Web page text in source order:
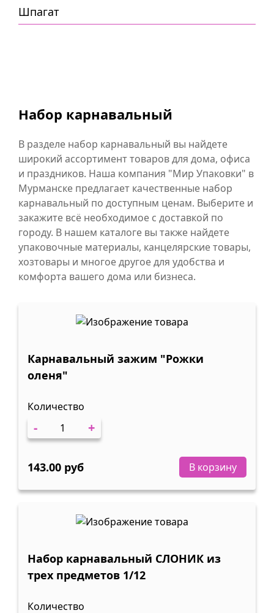
Шпагат
Набор карнавальный
В разделе набор карнавальный вы найдете
широкий ассортимент товаров для дома, офиса
и праздников. Наша компания "Мир Упаковки" в
Мурманске предлагает качественные набор
карнавальный по доступным ценам. Выберите и
закажите всё необходимое с доставкой по
городу. В нашем каталоге вы также найдете
упаковочные материалы, канцелярские товары,
хозтовары и многое другое для удобства и
комфорта вашего дома или бизнеса.
Карнавальный зажим "Рожки
оленя"
Количество
- +
143.00 руб В корзину
Набор карнавальный СЛОНИК из
трех предметов 1/12
Количество